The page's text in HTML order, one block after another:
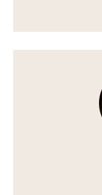
Voir